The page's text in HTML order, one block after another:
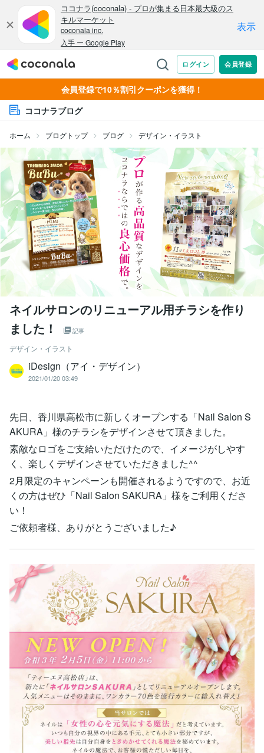
会員登録で10％割引クーポンを獲得！
ココナラブログ
ホーム ブログトップ ブログ デザイン・イラスト
ネイルサロンのリニューアル用チラシを作り
ました！
記事
デザイン・イラスト
iDesign（アイ・デザイン）
2021/01/20 03:49
先日、香川県高松市に新しくオープンする「Nail Salon S
AKURA」様のチラシをデザインさせて頂きました。
素敵なロゴをご支給いただけたので、イメージがしやす
く、楽しくデザインさせていただきました^^
2月限定のキャンペーンも開催されるようですので、お近
くの方はぜひ「Nail Salon SAKURA」様をご利用くださ
い！
ご依頼者様、ありがとうございました♪